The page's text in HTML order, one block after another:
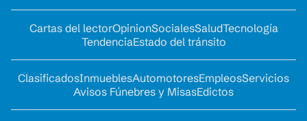
Cartas del lectorOpinionSocialesSaludTecnología
TendenciaEstado del tránsito
ClasificadosInmueblesAutomotoresEmpleosServicios
Avisos Fúnebres y MisasEdictos